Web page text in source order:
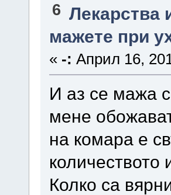
6 Лекарства
мажете при
« -: Април 16,
И аз се мажа
мене
на комара е
количеството
Колко са